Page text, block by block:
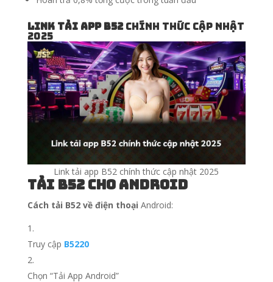
Link tải app B52chính thức cập nhật
2025
Link tải app B52 chính thức cập nhật 2025
Tải B52 cho Android
Cách tải B52 về điện thoại Android:
Truy cập B5220
Chọn “Tải App Android”